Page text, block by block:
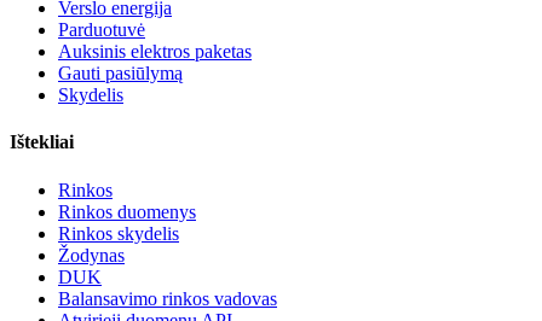
Verslo energija
Parduotuvė
Auksinis elektros paketas
Gauti pasiūlymą
Skydelis
Ištekliai
Rinkos
Rinkos duomenys
Rinkos skydelis
Žodynas
DUK
Balansavimo rinkos vadovas